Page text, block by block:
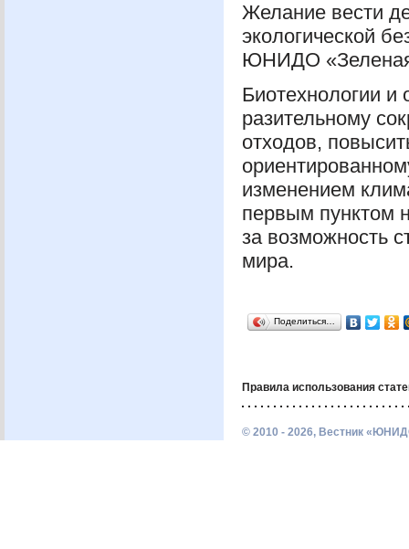
Желание вести
экологической
ЮНИДО
Биотехнологии и
разительному
отходов,
изменением
первым пунктом
за возможность
мира.
Поделиться…
Правила использования
© 2010 - 2026, Вестник